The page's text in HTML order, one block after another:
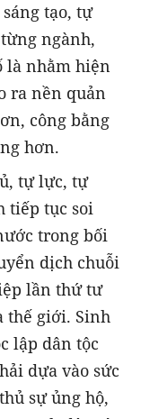
tạo, tự
ngành,
là nhằm hiện
ra nền quản
công bằng
hơn.
tự lực, tự
tiếp tục soi
trong bối
dịch chuỗi
lần thứ tư
thế giới. Sinh
lập dân tộc
dựa vào sức
sự ủng hộ,